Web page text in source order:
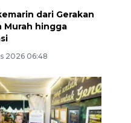
dari Gerakan
Murah hingga
2026 06:48